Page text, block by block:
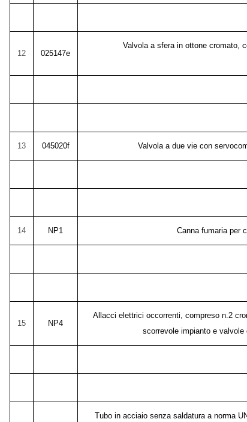
12 025147e
Valvola a sfera in ottone cromato,
13 045020f Valvola a due vie con
14 NP1 Canna fumaria per
15 NP4
Allacci elettrici occorrenti, compreso n.2
scorrevole impianto e
Tubo in acciaio senza saldatura a norma